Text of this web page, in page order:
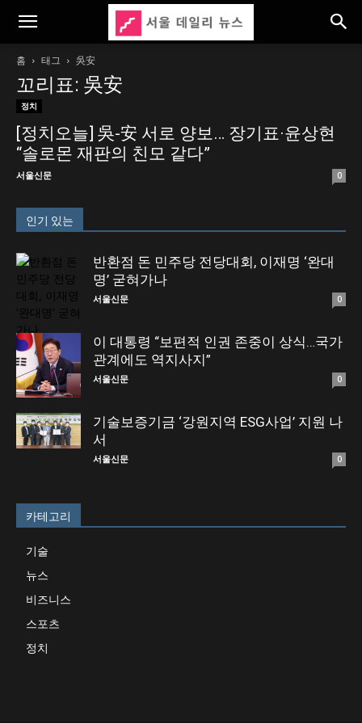
홈 태그 吳安
꼬리표: 吳安
정치
[정치오늘] 吳-安 서로 양보… 장기표·윤상현
“솔로몬 재판의 친모 같다”
서울신문 0
인기 있는
반환점 돈 민주당 전당대회, 이재명 ‘완대
명’ 굳혀가나
서울신문 0
이 대통령 “보편적 인권 존중이 상식…국가
관계에도 역지사지”
서울신문 0
기술보증기금 ‘강원지역 ESG사업’ 지원 나
서
서울신문 0
카테고리
기술
뉴스
비즈니스
스포츠
정치